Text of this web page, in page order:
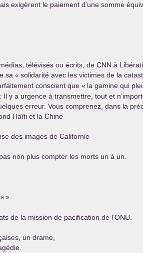
exigèrent le paiement d’une somme
télévisés ou écrits, de CNN à
sa « solidarité avec les victimes de la
conscient que « la gamine qui
y a urgence à transmettre, tout et
erreur. Vous comprenez, dans la
Haïti et la Chine
des images de Californie
non plus compter les morts un à un.
».
de la mission de pacification de l’ONU
un drame,